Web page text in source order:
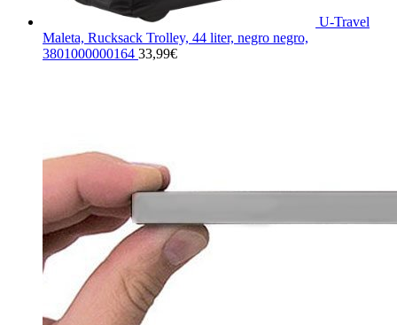
U-Travel
Maleta, Rucksack Trolley, 44 liter, negro negro,
3801000000164 33,99€